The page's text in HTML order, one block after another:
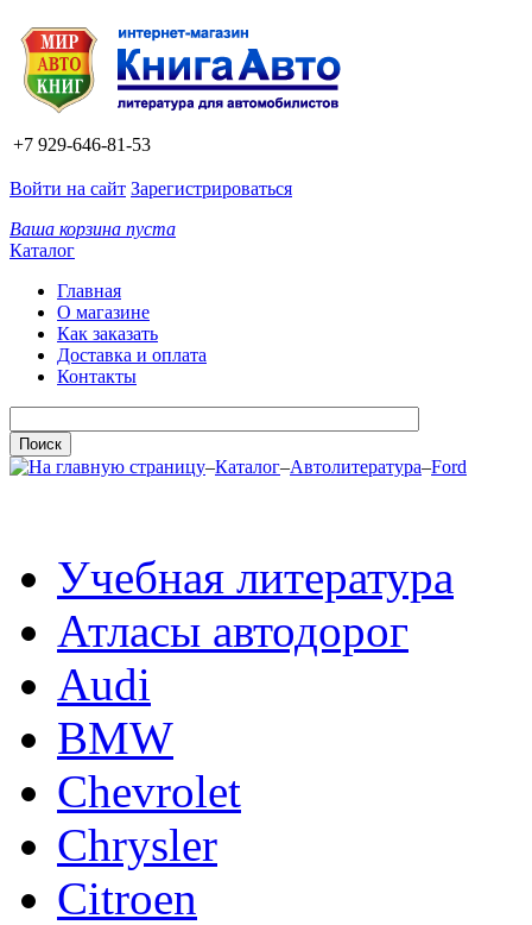
+7 929-646-81-53
Войти на сайт Зарегистрироваться
Ваша корзина пуста
Каталог
Главная
О магазине
Как заказать
Доставка и оплата
Контакты
–Каталог–Автолитература–Ford
Учебная литература
Атласы автодорог
Audi
BMW
Chevrolet
Chrysler
Citroen